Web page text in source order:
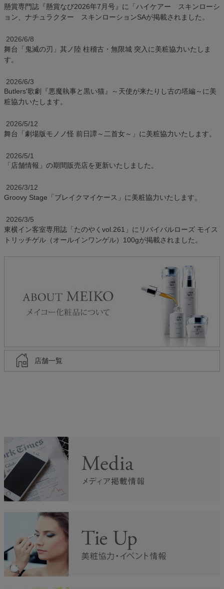
懸賞専門誌『懸賞なび2026年7月号』に「ハイケアー スキンローシ
ョン、ナチュラクター スキンローションSAが掲載されました。
2026/6/8
舞台「鬼滅の刃」其ノ陸 柱稽古・無限城 突入に美粧協力いたしま
す。
2026/6/3
Butlers'歌劇『悪魔執事と黒い猫』～天使が来たりし古の塔編～に美
粧協力いたします。
2026/5/12
舞台「劇場版モノノ怪 前日譚～二首女～」に美粧協力いたします。
2026/5/1
「店舗情報」の期間販売店を更新いたしました。
2026/3/12
Groovy Stage「ブレイクマイケース」に美粧協力いたします。
2026/3/5
東横イン客室専用誌「たのやくvol.261」にリバイバルローズ モイス
トリッチゲル（オールインワンゲル）100gが掲載されました。
店舗一覧